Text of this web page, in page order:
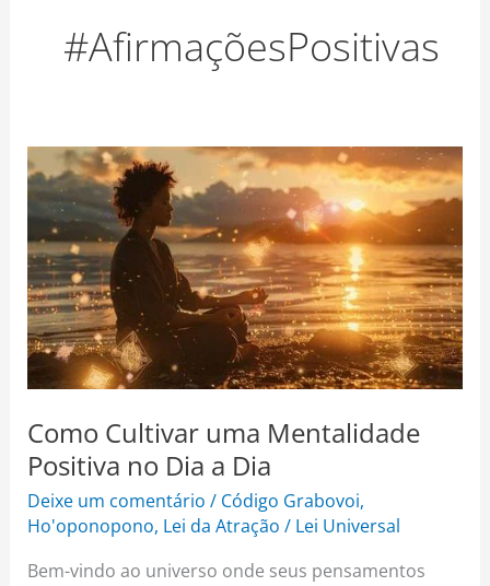
k a
m
s
t
#AfirmaçõesPositivas
Como Cultivar uma Mentalidade
Positiva no Dia a Dia
Deixe um comentário / Código Grabovoi,
Ho'oponopono, Lei da Atração / Lei Universal
Bem-vindo ao universo onde seus pensamentos
Como
Cultivar
uma
Mentalidade
Positiva
no
Dia
a
Dia